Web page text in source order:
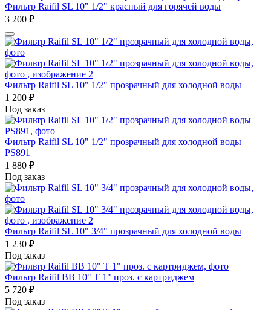
Фильтр Raifil SL 10" 1/2" красный для горячей воды
3 200 ₽
Фильтр Raifil SL 10" 1/2" прозрачный для холодной воды
1 200 ₽
Под заказ
Фильтр Raifil SL 10" 1/2" прозрачный для холодной воды
PS891
1 880 ₽
Под заказ
Фильтр Raifil SL 10" 3/4" прозрачный для холодной воды
1 230 ₽
Под заказ
Фильтр Raifil ВВ 10" T 1" проз. с картриджем
5 720 ₽
Под заказ